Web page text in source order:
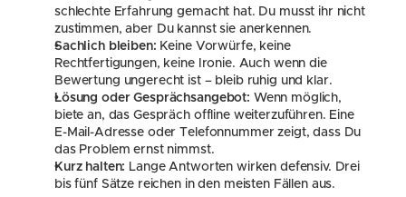
schlechte Erfahrung gemacht hat. Du musst ihr nicht
zustimmen, aber Du kannst sie anerkennen.
Sachlich bleiben: Keine Vorwürfe, keine
Rechtfertigungen, keine Ironie. Auch wenn die
Bewertung ungerecht ist – bleib ruhig und klar.
Lösung oder Gesprächsangebot: Wenn möglich,
biete an, das Gespräch offline weiterzuführen. Eine
E-Mail-Adresse oder Telefonnummer zeigt, dass Du
das Problem ernst nimmst.
Kurz halten: Lange Antworten wirken defensiv. Drei
bis fünf Sätze reichen in den meisten Fällen aus.